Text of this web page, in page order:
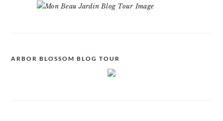
ARBOR BLOSSOM BLOG TOUR